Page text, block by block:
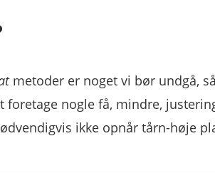
metoder er noget vi bør undgå,
nogle få, mindre,
ikke opnår tårn-høje